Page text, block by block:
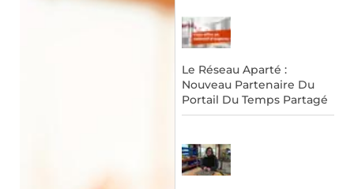
Le Réseau Aparté :
Nouveau Partenaire Du
Portail Du Temps Partagé